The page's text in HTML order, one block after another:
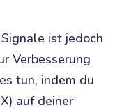
ist jedoch
Verbesserung
tun, indem du
auf deiner